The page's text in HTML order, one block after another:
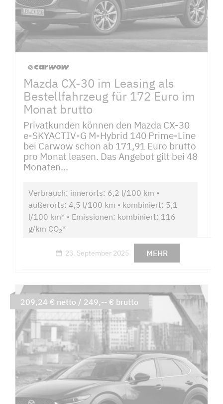
Mazda CX-30 im Leasing als
Bestellfahrzeug für 172 Euro im
Monat brutto
Privatkunden können den Mazda CX-30
e-SKYACTIV-G M-Hybrid 140 Prime-Line
bei Carwow schon ab 171,91 Euro brutto
pro Monat leasen. Das Angebot gilt bei 48
Monaten...
Verbrauch: innerorts: 6,2 l/100 km •
außerorts: 4,5 l/100 km • kombiniert: 5,1
l/100 km* • Emissionen: kombiniert: 116
g/km CO2*
23. September 2025 MEHR
209,24 € netto / 249,-- € brutto